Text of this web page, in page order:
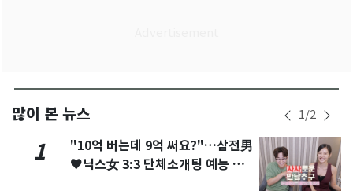
많이 본 뉴스 1/2
1
"10억 버는데 9억 써요?"…삼전男
♥닉스女 3:3 단체소개팅 예능 화